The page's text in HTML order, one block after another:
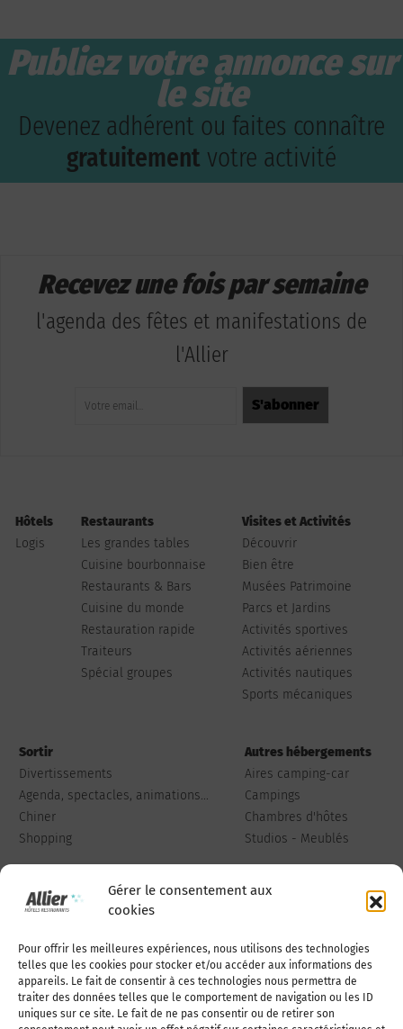
Gérer le consentement aux
cookies
Pour offrir les meilleures expériences, nous utilisons des technologies
telles que les cookies pour stocker et/ou accéder aux informations des
appareils. Le fait de consentir à ces technologies nous permettra de
traiter des données telles que le comportement de navigation ou les ID
uniques sur ce site. Le fait de ne pas consentir ou de retirer son
Publiez votre annonce sur
le site
Devenez adhérent ou faites connaître
gratuitement votre activité
Recevez une fois par semaine
l'agenda des fêtes et manifestations de
l'Allier
Hôtels
Logis
Restaurants
Les grandes tables
Cuisine bourbonnaise
Restaurants & Bars
Cuisine du monde
Restauration rapide
Traiteurs
Spécial groupes
Visites et Activités
Découvrir
Bien être
Musées Patrimoine
Parcs et Jardins
Activités sportives
Activités aériennes
Activités nautiques
Sports mécaniques
Sortir
Divertissements
Agenda, spectacles, animations...
Chiner
Shopping
Autres hébergements
Aires camping-car
Campings
Chambres d'hôtes
Studios - Meublés
Qui sommes-nous Publiez votre annonce
Adhérer à l’association Nous contacter